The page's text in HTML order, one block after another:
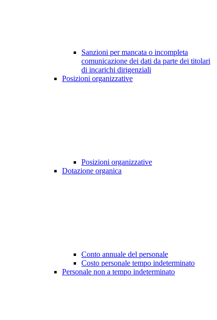
Sanzioni per mancata o incompleta
comunicazione dei dati da parte dei titolari
di incarichi dirigenziali
Posizioni organizzative
Posizioni organizzative
Dotazione organica
Conto annuale del personale
Costo personale tempo indeterminato
Personale non a tempo indeterminato